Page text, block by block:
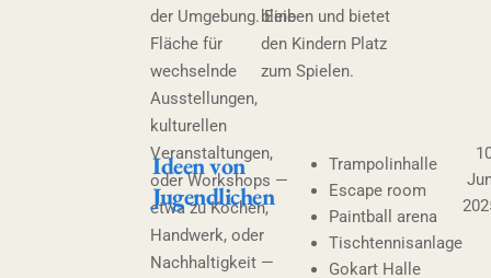
der Umgebung. Eine
Fläche für
wechselnde
Ausstellungen,
kulturellen
Veranstaltungen,
oder Workshops —
etwa zu Kochen,
Handwerk, oder
Nachhaltigkeit —
bleiben und bietet
den Kindern Platz
zum Spielen.
Ideen von
Jugendlichen
Trampolinhalle
Escape room
Paintball arena
Tischtennisanlage
Gokart Halle